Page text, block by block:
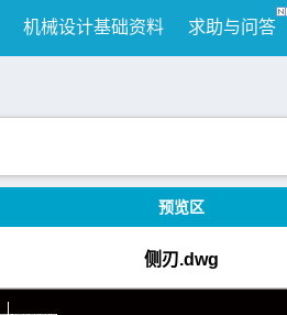
机械设计基础资料 求助与问答
预览区
侧刃.dwg